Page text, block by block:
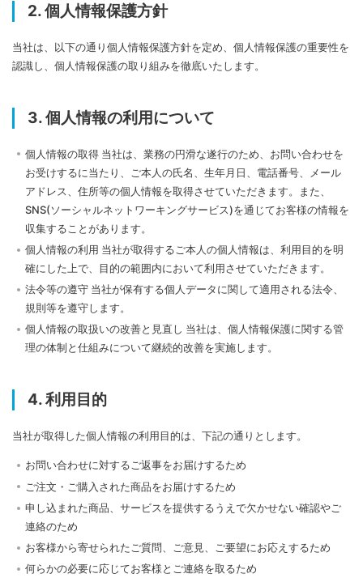
2. 個人情報保護方針
当社は、以下の通り個人情報保護方針を定め、個人情報保護の重要性を
認識し、個人情報保護の取り組みを徹底いたします。
3. 個人情報の利用について
個人情報の取得 当社は、業務の円滑な遂行のため、お問い合わせを
お受けするに当たり、ご本人の氏名、生年月日、電話番号、メール
アドレス、住所等の個人情報を取得させていただきます。また、
SNS(ソーシャルネットワーキングサービス)を通じてお客様の情報を
収集することがあります。
個人情報の利用 当社が取得するご本人の個人情報は、利用目的を明
確にした上で、目的の範囲内において利用させていただきます。
法令等の遵守 当社が保有する個人データに関して適用される法令、
規則等を遵守します。
個人情報の取扱いの改善と見直し 当社は、個人情報保護に関する管
理の体制と仕組みについて継続的改善を実施します。
4. 利用目的
当社が取得した個人情報の利用目的は、下記の通りとします。
お問い合わせに対するご返事をお届けするため
ご注文・ご購入された商品をお届けするため
申し込まれた商品、サービスを提供するうえで欠かせない確認やご
連絡のため
お客様から寄せられたご質問、ご意見、ご要望にお応えするため
何らかの必要に応じてお客様とご連絡を取るため